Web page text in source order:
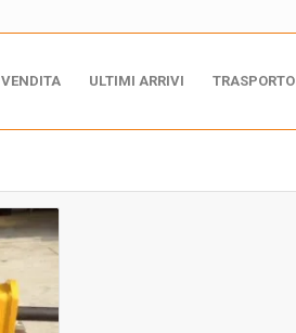
VENDITA ULTIMI ARRIVI TRASPORTO